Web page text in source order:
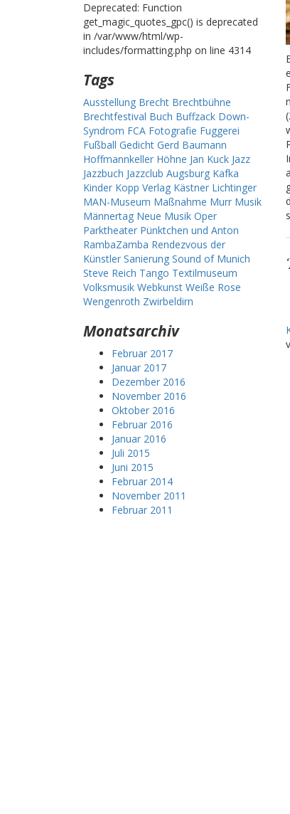
Deprecated: Function
get_magic_quotes_gpc() is deprecated
in /var/www/html/wp-
includes/formatting.php on line 4314
Tags
Ausstellung Brecht Brechtbühne
Brechtfestival Buch Buffzack Down-
Syndrom FCA Fotografie Fuggerei
Fußball Gedicht Gerd Baumann
Hoffmannkeller Höhne Jan Kuck Jazz
Jazzbuch Jazzclub Augsburg Kafka
Kinder Kopp Verlag Kästner Lichtinger
MAN-Museum Maßnahme Murr Musik
Männertag Neue Musik Oper
Parktheater Pünktchen und Anton
RambaZamba Rendezvous der
Künstler Sanierung Sound of Munich
Steve Reich Tango Textilmuseum
Volksmusik Webkunst Weiße Rose
Wengenroth Zwirbeldirn
Monatsarchiv
Februar 2017
Januar 2017
Dezember 2016
November 2016
Oktober 2016
Februar 2016
Januar 2016
Juli 2015
Juni 2015
Februar 2014
November 2011
Februar 2011